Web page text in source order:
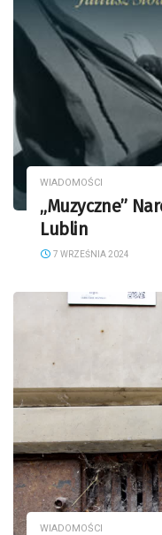
WIADOMOŚCI
„Muzyczne”
Lublin
7 WRZEŚNIA 2024
WIADOMOŚCI